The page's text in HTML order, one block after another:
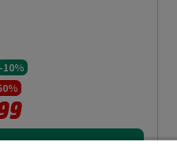
-10%
da